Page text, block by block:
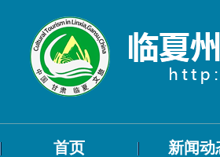
首页 新闻动